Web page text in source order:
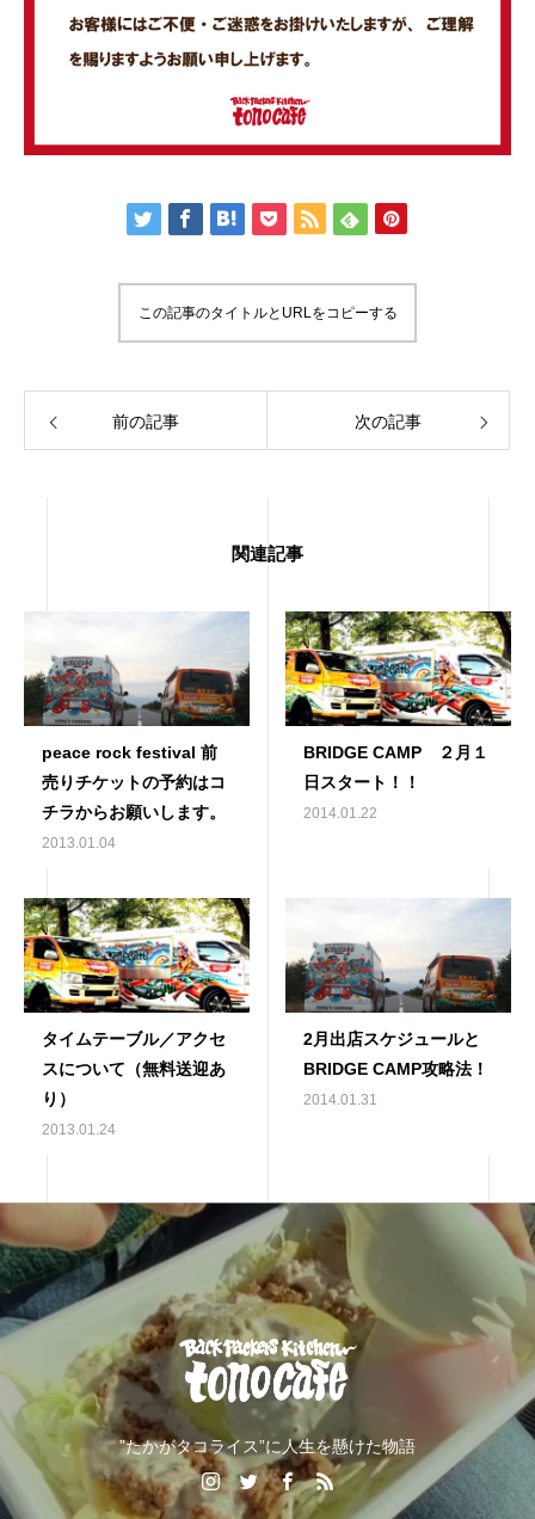
この記事のタイトルとURLをコピーする
前の記事 次の記事
関連記事
peace rock festival 前
売りチケットの予約はコ
チラからお願いします。
2013.01.04
BRIDGE CAMP ２月１
日スタート！！
2014.01.22
タイムテーブル／アクセ
スについて（無料送迎あ
り）
2013.01.24
2月出店スケジュールと
BRIDGE CAMP攻略法！
2014.01.31
”たかがタコライス”に人生を懸けた物語